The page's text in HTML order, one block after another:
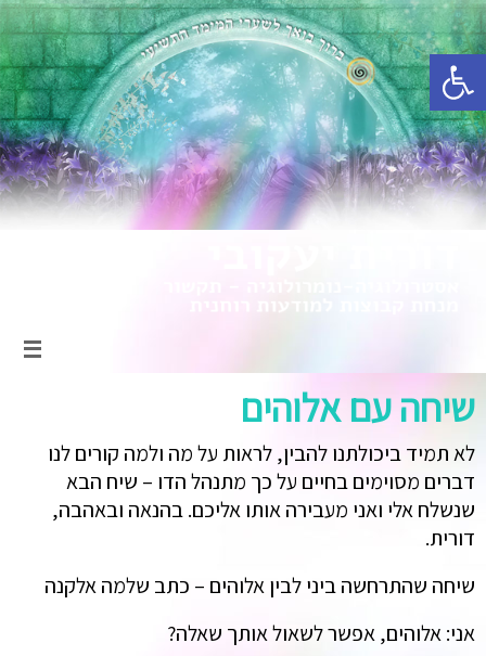
פתח סרגל נגישות
שיחה עם אלוהים
לא תמיד ביכולתנו להבין, לראות על מה ולמה קורים לנו
דברים מסוימים בחיים על כך מתנהל הדו – שיח הבא
שנשלח אלי ואני מעבירה אותו אליכם. בהנאה ובאהבה,
דורית.
שיחה שהתרחשה ביני לבין אלוהים – כתב שלמה אלקנה
אני: אלוהים, אפשר לשאול אותך שאלה?